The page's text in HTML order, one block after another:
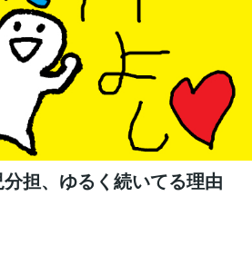
分担、ゆるく続いてる理由